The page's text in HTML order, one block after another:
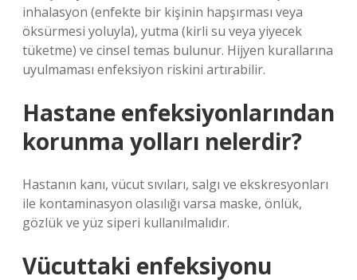
inhalasyon (enfekte bir kişinin hapşırması veya
öksürmesi yoluyla), yutma (kirli su veya yiyecek
tüketme) ve cinsel temas bulunur. Hijyen kurallarına
uyulmaması enfeksiyon riskini artırabilir.
Hastane enfeksiyonlarından
korunma yolları nelerdir?
Hastanın kanı, vücut sıvıları, salgı ve ekskresyonları
ile kontaminasyon olasılığı varsa maske, önlük,
gözlük ve yüz siperi kullanılmalıdır.
Vücuttaki enfeksiyonu